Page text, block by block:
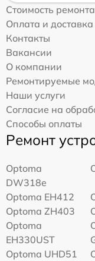
Стоимость ремонта
Оплата и доставка
Контакты
Вакансии
О компании
Ремонтируемые
Наши услуги
Согласие на
Способы оплаты
Ремонт
Optoma
DW318e
Optoma EH412
Optoma ZH403
Optoma
EH330UST
Optoma UHD51